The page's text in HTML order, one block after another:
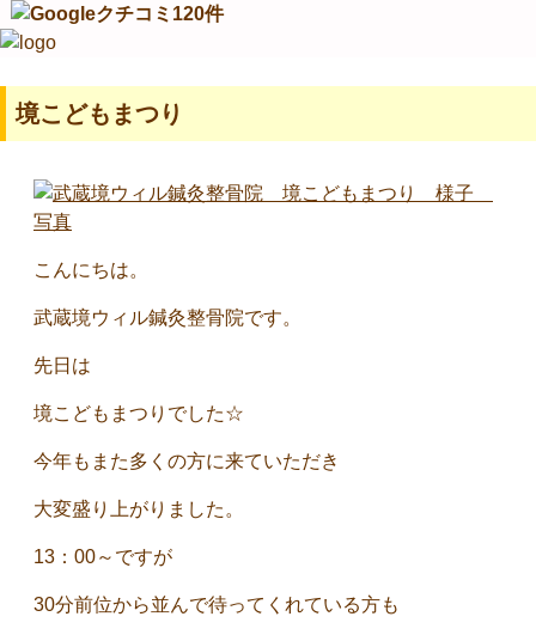
境こどもまつり
こんにちは。
武蔵境ウィル鍼灸整骨院です。
先日は
境こどもまつりでした☆
今年もまた多くの方に来ていただき
大変盛り上がりました。
13：00～ですが
30分前位から並んで待ってくれている方も